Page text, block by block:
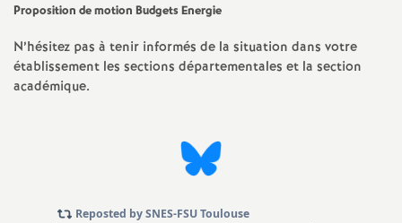
t
Proposition de motion Budgets Energie
N’hésitez pas à tenir informés de la situation dans votre
établissement les sections départementales et la section
académique.